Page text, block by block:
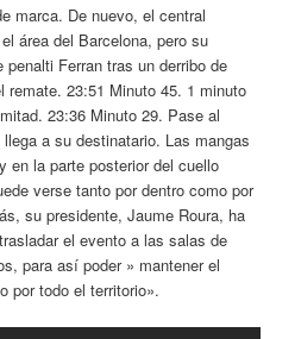
marca. De nuevo, el central
área del Barcelona, pero su
Ferran tras un derribo de
remate. 23:51 Minuto 45. 1 minuto
23:36 Minuto 29. Pase al
a su destinatario. Las mangas
en la parte posterior del cuello
verse tanto por dentro como por
su presidente, Jaume Roura, ha
el evento a las salas de
para así poder » mantener el
por todo el territorio».